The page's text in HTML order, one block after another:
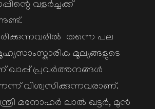
വളർച്ചക്ക്
തന്നെ പല
മൂല്യങ്ങളുടെ
പ്രവർത്തനങ്ങൾ
വിശ്വസിക്കുന്നവരാണ്.
മനോഹർ ലാൽ ഖട്ടർ, മുൻ